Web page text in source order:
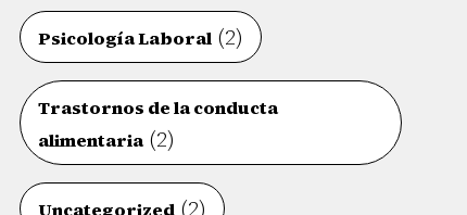
Psicología Laboral (2)
Trastornos de la conducta
alimentaria(2)
Uncategorized (2)